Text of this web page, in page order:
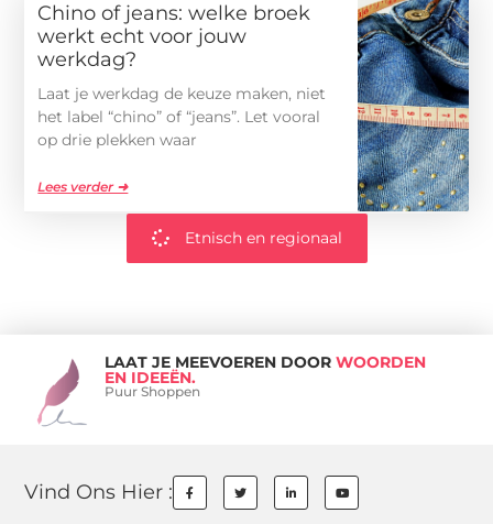
Chino of jeans: welke broek
werkt echt voor jouw
werkdag?
Laat je werkdag de keuze maken, niet
het label “chino” of “jeans”. Let vooral
op drie plekken waar
Lees verder ➜
Etnisch en regionaal
LAAT JE MEEVOEREN DOOR WOORDEN
EN IDEEËN.
Puur Shoppen
Vind Ons Hier :